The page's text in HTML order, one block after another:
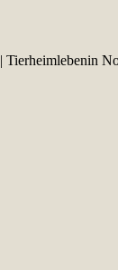
| Tierheimlebenin